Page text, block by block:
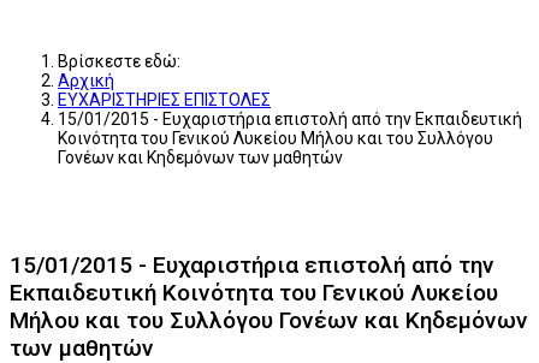
Βρίσκεστε εδώ:
Αρχική
ΕΥΧΑΡΙΣΤΗΡΙΕΣ ΕΠΙΣΤΟΛΕΣ
15/01/2015 - Ευχαριστήρια επιστολή από την Εκπαιδευτική
Κοινότητα του Γενικού Λυκείου Μήλου και του Συλλόγου
Γονέων και Κηδεμόνων των μαθητών
15/01/2015 - Ευχαριστήρια επιστολή από την
Εκπαιδευτική Κοινότητα του Γενικού Λυκείου
Μήλου και του Συλλόγου Γονέων και Κηδεμόνων
των μαθητών